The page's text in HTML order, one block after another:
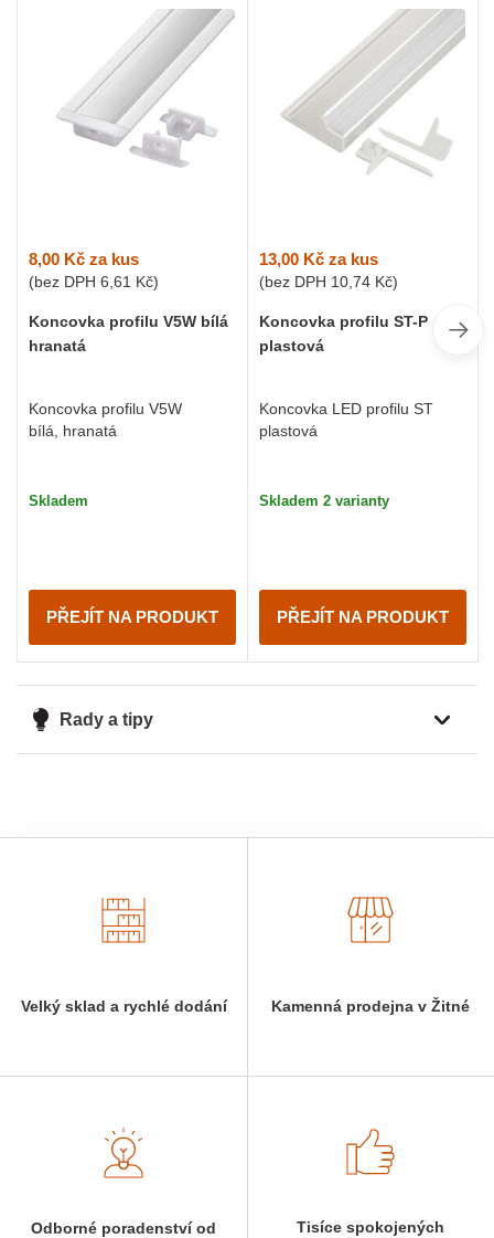
8,00 Kč za kus
(bez DPH 6,61 Kč)
Koncovka profilu V5W bílá
hranatá
Koncovka profilu V5W
bílá, hranatá
Skladem
PŘEJÍT NA PRODUKT
13,00 Kč za kus
(bez DPH 10,74 Kč)
Koncovka profilu ST-P
plastová
Koncovka LED profilu ST
plastová
Skladem 2 varianty
PŘEJÍT NA PRODUKT
Rady a tipy
Velký sklad a rychlé dodání Kamenná prodejna v Žitné
Odborné poradenství od
Tisíce spokojených